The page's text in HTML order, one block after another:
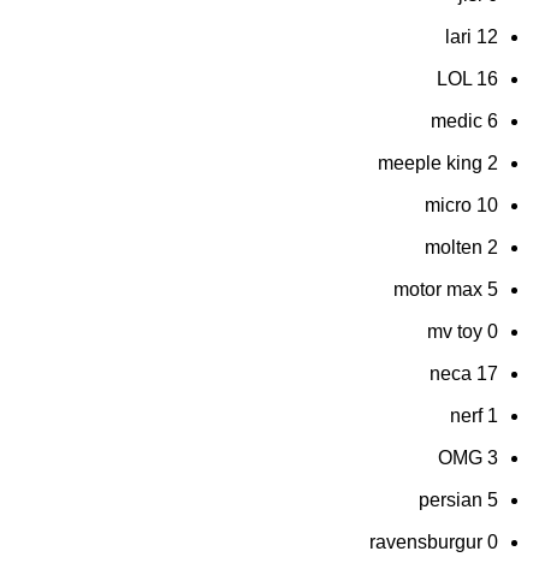
lari 12
LOL 16
medic 6
meeple king 2
micro 10
molten 2
motor max 5
mv toy 0
neca 17
nerf 1
OMG 3
persian 5
ravensburgur 0